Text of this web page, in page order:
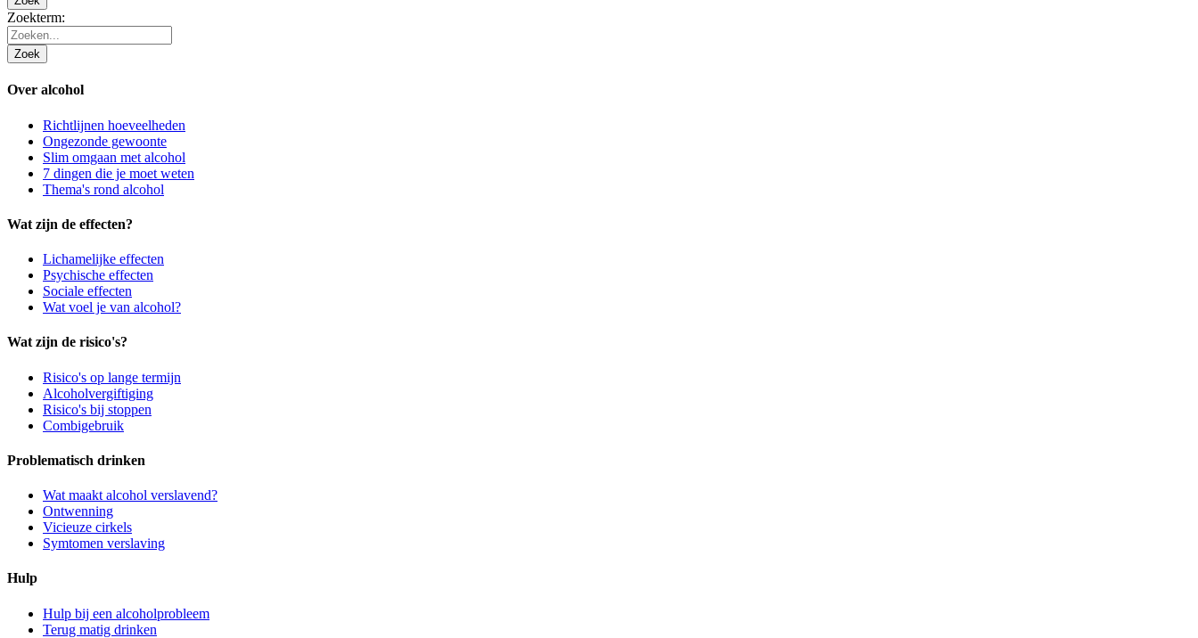
Zoekterm:
Zoek
Over alcohol
Richtlijnen hoeveelheden
Ongezonde gewoonte
Slim omgaan met alcohol
7 dingen die je moet weten
Thema's rond alcohol
Wat zijn de effecten?
Lichamelijke effecten
Psychische effecten
Sociale effecten
Wat voel je van alcohol?
Wat zijn de risico's?
Risico's op lange termijn
Alcoholvergiftiging
Risico's bij stoppen
Combigebruik
Problematisch drinken
Wat maakt alcohol verslavend?
Ontwenning
Vicieuze cirkels
Symtomen verslaving
Hulp
Hulp bij een alcoholprobleem
Terug matig drinken